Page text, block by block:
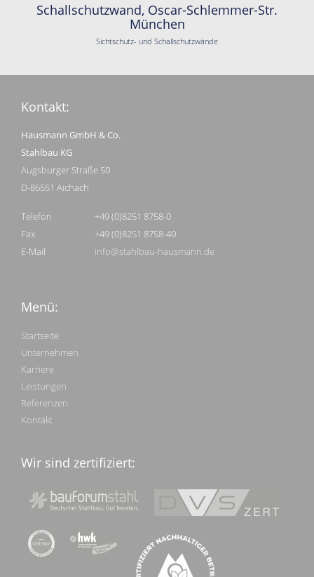
Schallschutzwand, Oscar-Schlemmer-Str.
München
Sichtschutz- und Schallschutzwände
Kontakt:
Hausmann GmbH & Co.
Stahlbau KG
Augsburger Straße 50
D-86551 Aichach
Telefon
Fax
E-Mail
+49 (0)8251 8758-0
+49 (0)8251 8758-40
info@stahlbau-hausmann.de
Menü:
Startseite
Unternehmen
Karriere
Leistungen
Referenzen
Kontakt
Wir sind zertifiziert: